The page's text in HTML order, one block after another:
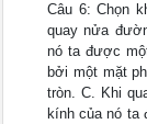
Câu 6: Chọn
quay nửa
nó ta được
bởi một mặt
tròn. C. Khi
kính của nó ta